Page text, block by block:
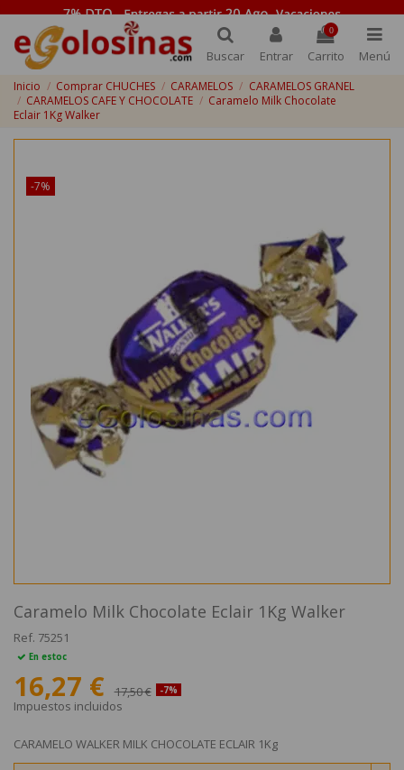
Buscar Entrar
0
Carrito Menú
Inicio Comprar CHUCHES CARAMELOS
CARAMELOS GRANEL
CARAMELOS CAFE Y CHOCOLATE
Caramelo Milk Chocolate
Eclair 1Kg Walker
-7%
Caramelo Milk Chocolate Eclair 1Kg Walker
Ref. 75251
En estoc
16,27 € 17,50 € -7%
Impuestos incluidos
CARAMELO WALKER MILK CHOCOLATE ECLAIR 1Kg